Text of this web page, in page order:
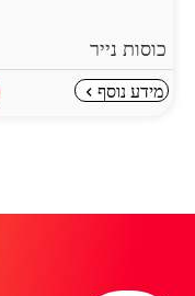
כוסות נייר
מידע נוסף